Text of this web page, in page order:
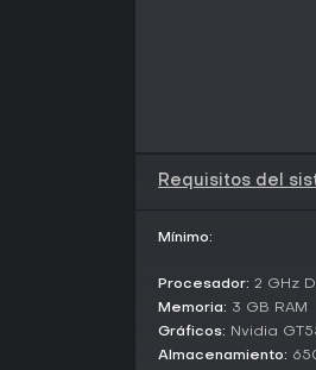
Requisitos del
Mínimo:
Procesador: 2 GHz
Memoria: 3 GB RAM
Gráficos: Nvidia
Almacenamiento: